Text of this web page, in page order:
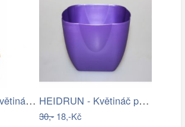
BAMA Závěsný květináč s miskou GONDOLA… HEIDRUN - Květináč plast 13x13cm různé…
30,-18,-Kč